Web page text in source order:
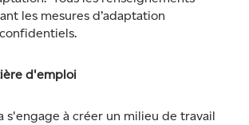
les mesures d’adaptation
d'emploi
s'engage à créer un milieu de travail